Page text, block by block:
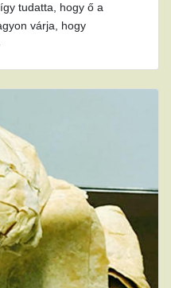
tudatta, hogy ő a
várja, hogy